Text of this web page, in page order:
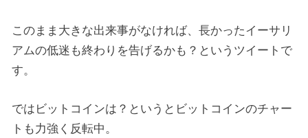
このまま大きな出来事がなければ、長かったイーサリ
アムの低迷も終わりを告げるかも？というツイートで
す。
ではビットコインは？というとビットコインのチャー
トも力強く反転中。